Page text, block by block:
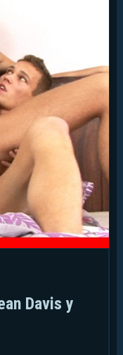
Davis y